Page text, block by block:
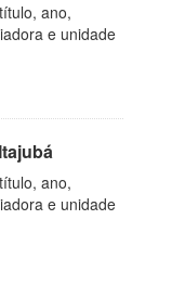
ano,
e unidade
ano,
e unidade